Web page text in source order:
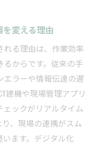
変える理由
る理由は、作業効率
るからです。従来の手
エラーや情報伝達の遅
建機や現場管理アプリ
ックがリアルタイム
、現場の連携がスム
ます。デジタル化